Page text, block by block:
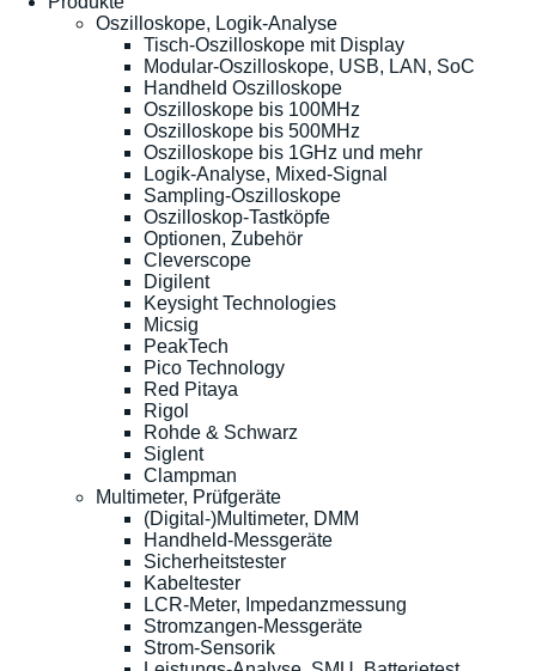
Oszilloskope, Logik-Analyse
Tisch-Oszilloskope mit Display
Modular-Oszilloskope, USB, LAN, SoC
Handheld Oszilloskope
Oszilloskope bis 100MHz
Oszilloskope bis 500MHz
Oszilloskope bis 1GHz und mehr
Logik-Analyse, Mixed-Signal
Sampling-Oszilloskope
Oszilloskop-Tastköpfe
Optionen, Zubehör
Cleverscope
Digilent
Keysight Technologies
Micsig
PeakTech
Pico Technology
Red Pitaya
Rigol
Rohde & Schwarz
Siglent
Clampman
Multimeter, Prüfgeräte
(Digital-)Multimeter, DMM
Handheld-Messgeräte
Sicherheitstester
Kabeltester
LCR-Meter, Impedanzmessung
Stromzangen-Messgeräte
Strom-Sensorik